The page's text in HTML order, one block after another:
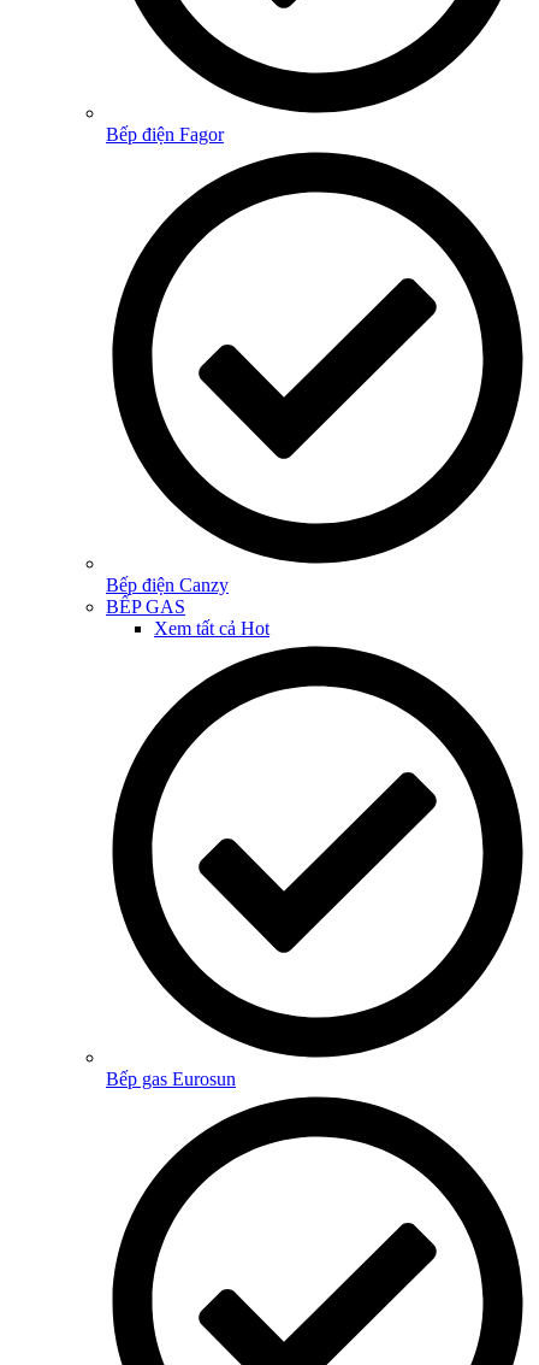
Bếp điện Fagor
Bếp điện Canzy
BẾP GAS
Xem tất cả Hot
Bếp gas Eurosun